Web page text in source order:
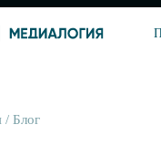
/ Блог